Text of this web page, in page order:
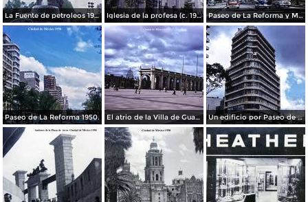
La Fuente de petroleos 1950. Iglesia de la profesa (c. 1950) Paseo de La Reforma y Mto a La Independencia 1950
Paseo de La Reforma 1950. El atrio de la Villa de Guadalupe 1950. Un edificio por Paseo de La Reforma 1950